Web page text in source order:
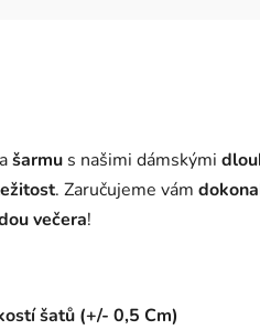
ašarmu s našimi dámskými
. Zaručujeme vám
večera!
šatů (+/- 0,5 Cm)